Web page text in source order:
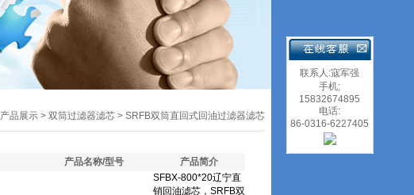
产品展示 > 双筒过滤器滤芯 > SRFB双筒直回式回油过滤器滤芯
产品名称/型号 产品简介
联系人:寇军强
手机;
15832674895
电话:
86-0316-6227405